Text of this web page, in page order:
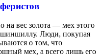
на вес золота — мех этого
шиншиллу. Люди, покупая
о том, что
мех, а всего лишь его